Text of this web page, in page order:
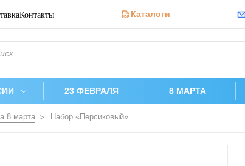
Контакты Каталоги
23 ФЕВРАЛЯ 8 МАРТА
8 марта Набор «Персиковый»